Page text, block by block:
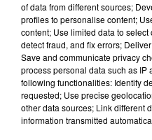
un groupe d’élèves du
Laval. Aucune date de
communiquée, mais pas
imaginer le préfet tester
of data from different sources;
profiles to personalise content;
content; Use limited data to
detect fraud, and fix errors;
Save and communicate privacy
process personal data such as IP
following functionalities: Identify
requested; Use precise
other data sources; Link different
information transmitted